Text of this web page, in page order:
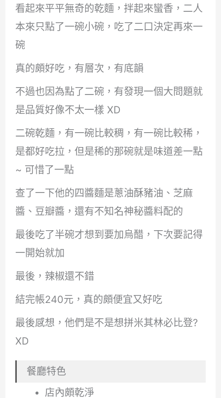
看起來平平無奇的乾麵，拌起來蠻香，二人
本來只點了一碗小碗，吃了二口決定再來一
碗
真的頗好吃，有層次，有底韻
不過也因為點了二碗，有發現一個大問題就
是品質好像不太一樣 XD
二碗乾麵，有一碗比較稠，有一碗比較稀，
是都好吃拉，但是稀的那碗就是味道差一點
~ 可惜了一點
查了一下他的四醬麵是蔥油酥豬油、芝麻
醬、豆瓣醬，還有不知名神秘醬料配的
最後吃了半碗才想到要加烏醋，下次要記得
一開始就加
最後，辣椒還不錯
結完帳240元，真的頗便宜又好吃
最後感想，他們是不是想拼米其林必比登?
XD
餐廳特色
店內頗乾淨